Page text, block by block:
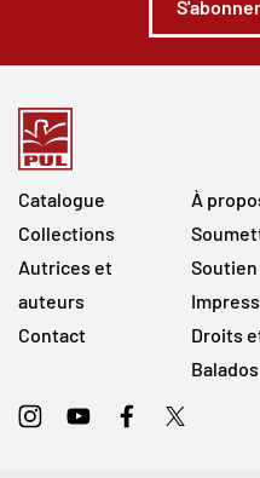
Catalogue
Collections
Autrices et
auteurs
Contact
À
Droits
Balados
InstagramYoutubeFacebookTwitter